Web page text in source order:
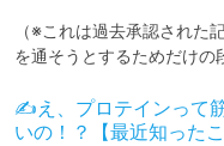
（※これは過去承認された
を通そうとするためだけの
✍え、プロテインって
いの！？【最近知ったこ